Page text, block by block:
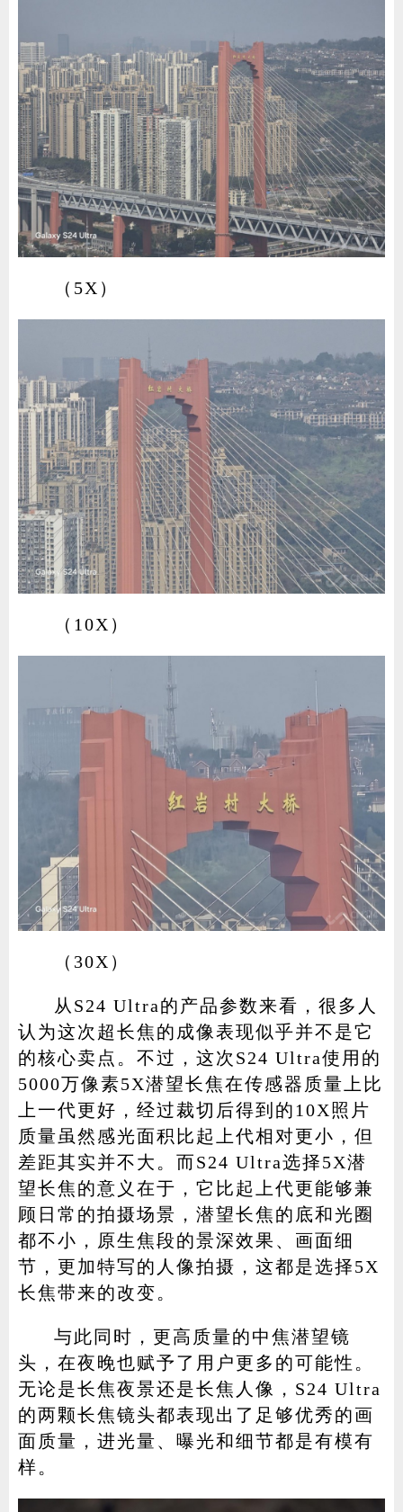
（5X）
（10X）
（30X）
从S24 Ultra的产品参数来看，很多人
认为这次超长焦的成像表现似乎并不是它
的核心卖点。不过，这次S24 Ultra使用的
5000万像素5X潜望长焦在传感器质量上比
上一代更好，经过裁切后得到的10X照片
质量虽然感光面积比起上代相对更小，但
差距其实并不大。而S24 Ultra选择5X潜
望长焦的意义在于，它比起上代更能够兼
顾日常的拍摄场景，潜望长焦的底和光圈
都不小，原生焦段的景深效果、画面细
节，更加特写的人像拍摄，这都是选择5X
长焦带来的改变。
与此同时，更高质量的中焦潜望镜
头，在夜晚也赋予了用户更多的可能性。
无论是长焦夜景还是长焦人像，S24 Ultra
的两颗长焦镜头都表现出了足够优秀的画
面质量，进光量、曝光和细节都是有模有
样。